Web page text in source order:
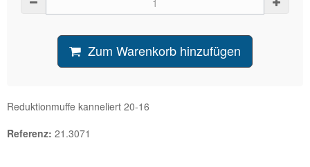
Zum Warenkorb hinzufügen
Reduktionmuffe kanneliert 20-16
Referenz: 21.3071